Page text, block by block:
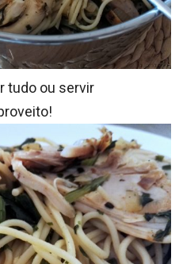
tudo ou servir